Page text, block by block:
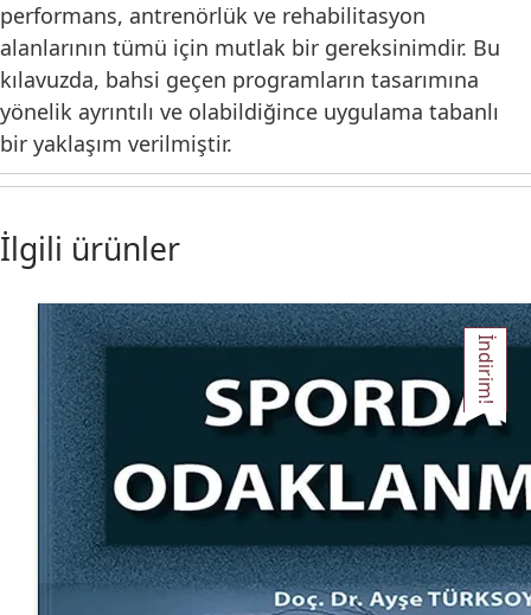
performans, antrenörlük ve rehabilitasyon
alanlarının tümü için mutlak bir gereksinimdir. Bu
kılavuzda, bahsi geçen programların tasarımına
yönelik ayrıntılı ve olabildiğince uygulama tabanlı
bir yaklaşım verilmiştir.
İlgili ürünler
İndirim!